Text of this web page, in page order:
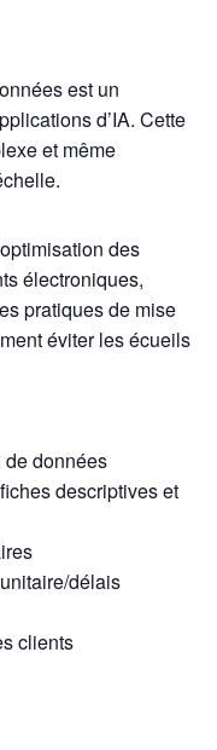
est un
d’IA. Cette
et même
des
électroniques,
pratiques de mise
éviter les écueils
de données
descriptives et
délais
clients